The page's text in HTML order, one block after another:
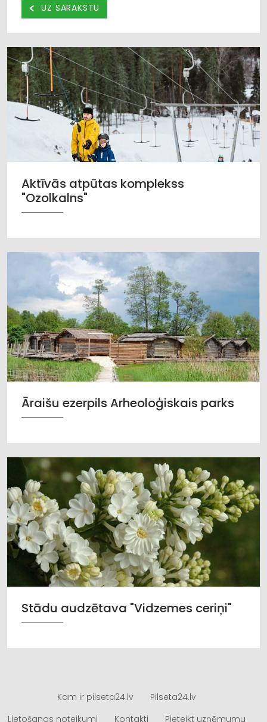
UZ SARAKSTU
Aktīvās atpūtas komplekss
"Ozolkalns"
Āraišu ezerpils Arheoloģiskais parks
Stādu audzētava "Vidzemes ceriņi"
Kam ir pilseta24.lv
Pilseta24.lv
Lietošanas noteikumi
Kontakti Pieteikt uzņēmumu